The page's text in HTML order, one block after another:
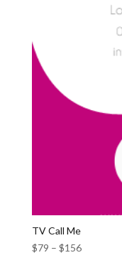
TV Call Me
$79 – $156